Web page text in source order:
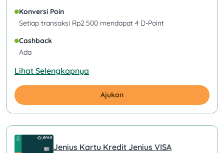
Konversi Poin
Setiap transaksi Rp2.500 mendapat 4 D-Point
Cashback
Ada
Lihat Selengkapnya
Ajukan
Jenius Kartu Kredit Jenius VISA